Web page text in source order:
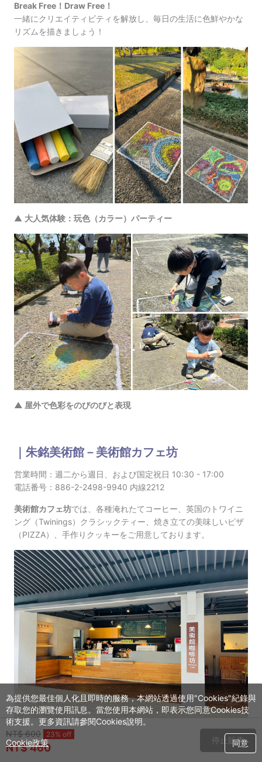
Break Free！Draw Free！
一緒にクリエイティビティを解放し、毎日の生活に色鮮やかな
リズムを描きましょう！
▲ 大人気体験：玩色（カラー）パーティー
▲ 屋外で色彩をのびのびと表現
｜朱銘美術館－美術館カフェ坊
営業時間：週二から週日、および国定祝日 10:30 - 17:00
電話番号：886-2-2498-9940 内線2212
美術館カフェ坊では、各種淹れたてコーヒー、英国のトワイニ
ング（Twinings）クラシックティー、焼き立ての美味しいピザ
（PIZZA）、手作りクッキーをご用意しております。
▲ 美術館カフェ坊 心地よい空間
NT$ 600 23% off
NT$ 460
停止販售
為提供您最佳個人化且即時的服務，本網站透過使用"Cookies"紀錄與
存取您的瀏覽使用訊息。當您使用本網站，即表示您同意Cookies技
術支援。更多資訊請參閱Cookies說明。
同意
Cookie政策